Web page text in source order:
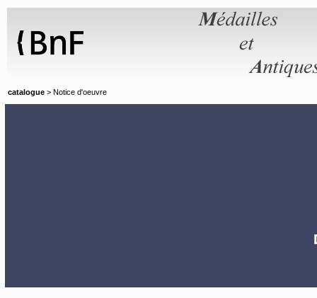
catalogue > Notice d'oeuvre